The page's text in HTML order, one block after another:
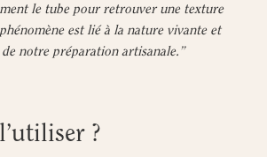
le tube pour retrouver une texture
est lié à la nature vivante et
notre préparation artisanale.”
?